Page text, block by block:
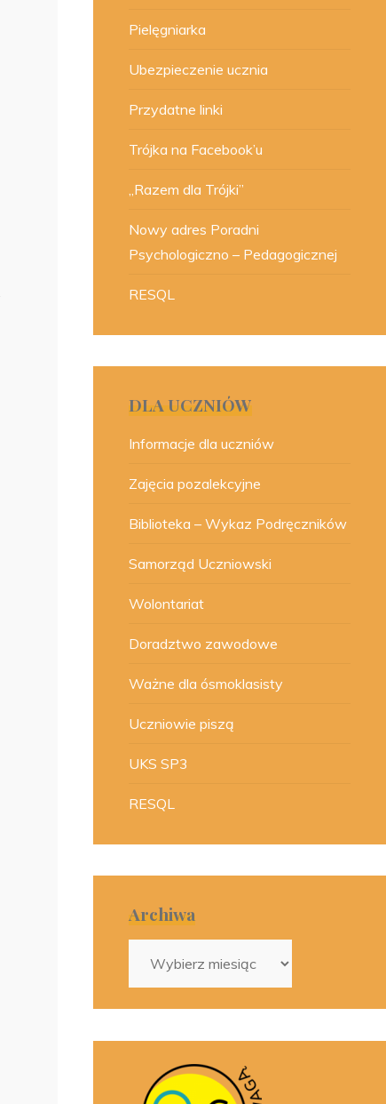
Pielęgniarka
Ubezpieczenie ucznia
Przydatne linki
Trójka na Facebook’u
„Razem dla Trójki”
Nowy adres Poradni
Psychologiczno – Pedagogicznej
RESQL
DLA UCZNIÓW
Informacje dla uczniów
Zajęcia pozalekcyjne
Biblioteka – Wykaz Podręczników
Samorząd Uczniowski
Wolontariat
Doradztwo zawodowe
Ważne dla ósmoklasisty
Uczniowie piszą
UKS SP3
RESQL
Archiwa